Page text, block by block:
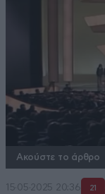
Ακούστε το άρθρο
15·05·2025 20:36 21